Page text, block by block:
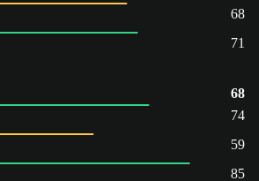
68
71
68
74
59
85